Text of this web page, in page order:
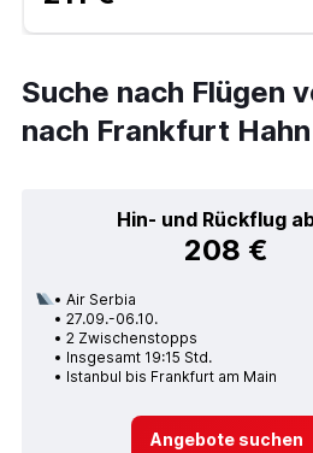
Suche nach Flügen
nach Frankfurt Hahn
Hin- und Rückflug
208 €
Air Serbia
27.09.-06.10.
2 Zwischenstopps
Insgesamt 19:15 Std.
Istanbul bis Frankfurt am Main
Angebote suchen